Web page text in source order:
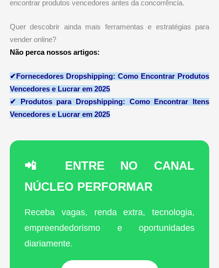
encontrar produtos vencedores antes da concorrência.
Quer descobrir ainda mais ferramentas e estratégias para
vender online?
Não perca nossos artigos:
✔ Fornecedores Dropshipping: Como Encontrar Produtos
Vencedores e Lucrar em 2025
✔
Produtos para Dropshipping: Como Encontrar Itens
Vencedores e Lucrar em 2025
📲 ENTRE NO CANAL
NÚCLEO PERFORMAR
Receba vagas, renda extra, tecnologia,
empreendedorismo e oportunidades
diariamente.